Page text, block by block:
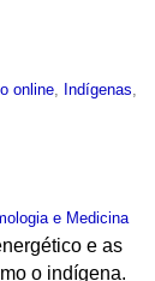
online Indígenas
e Medicina
e as
o indígena.